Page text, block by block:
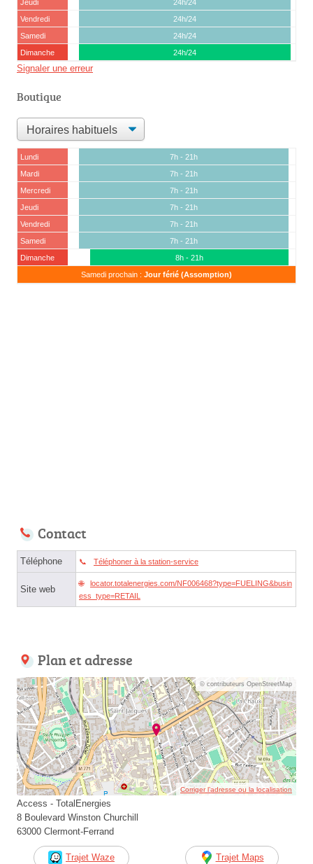
Jeudi
24h/24
Vendredi
24h/24
Samedi
24h/24
Dimanche
24h/24
Signaler une erreur
Boutique
Lundi
7h - 21h
Mardi
7h - 21h
Mercredi
7h - 21h
Jeudi
7h - 21h
Vendredi
7h - 21h
Samedi
7h - 21h
Dimanche
8h - 21h
Samedi prochain : Jour férié (Assomption)
Contact
Téléphone Téléphoner à la station-service
Site web
locator.totalenergies.com/NF006468?type=FUELING&busin
ess_type=RETAIL
Plan et adresse
© contributeurs OpenStreetMap
Corriger l’adresse ou la localisation
Access - TotalEnergies
8 Boulevard Winston Churchill
63000 Clermont-Ferrand
Trajet Waze Trajet Maps